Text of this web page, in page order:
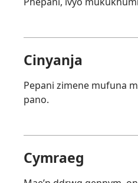
Cinyanja
Pepani zimene mufuna
pano.
Cymraeg